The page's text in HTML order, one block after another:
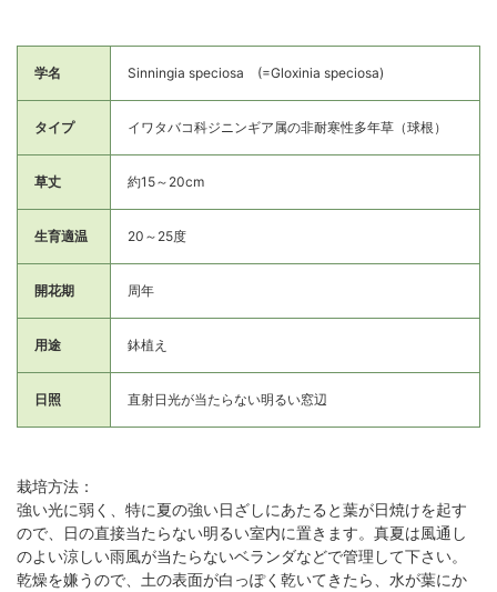
学名 Sinningia speciosa (=Gloxinia speciosa)
タイプ イワタバコ科ジニンギア属の非耐寒性多年草（球根）
草丈 約15～20cm
生育適温 20～25度
開花期 周年
用途 鉢植え
日照 直射日光が当たらない明るい窓辺
栽培方法：
強い光に弱く、特に夏の強い日ざしにあたると葉が日焼けを起す
ので、日の直接当たらない明るい室内に置きます。真夏は風通し
のよい涼しい雨風が当たらないベランダなどで管理して下さい。
乾燥を嫌うので、土の表面が白っぽく乾いてきたら、水が葉にか